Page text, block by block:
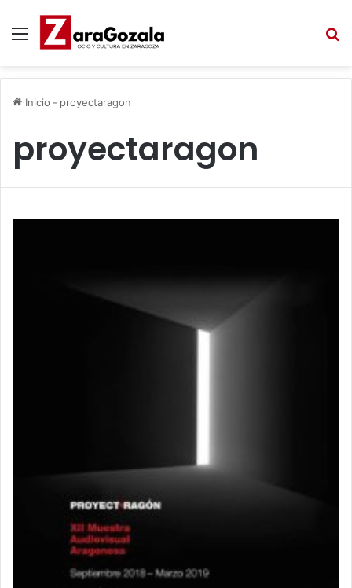
Menú
Inicio - proyectaragon
proyectaragon